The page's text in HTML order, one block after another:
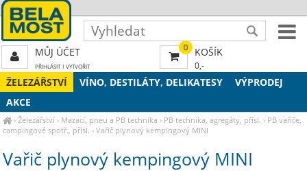
ŽELEZÁŘSTVÍ VÍNO, DESTILÁTY, DELIKATESY
VÝPRODEJ
AKCE
›Železářství › Mazací, pneu a PB technika › PB technika, agregáty, přísl. › PB vařiče,
campingové spotř., přísl. ›Vařič plynový kempingový MINI
Vařič plynový kempingový MINI
MŮJ ÚČET
PŘIHLÁSIT| VYTVOŘIT
0 KOŠÍK
0,-